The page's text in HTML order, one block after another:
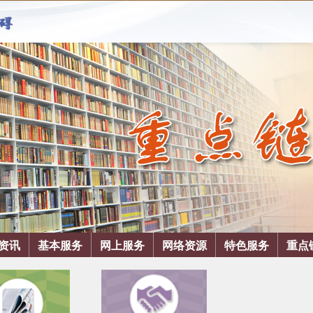
讯 基本服务 网上服务 网络资源 特色服务 重点